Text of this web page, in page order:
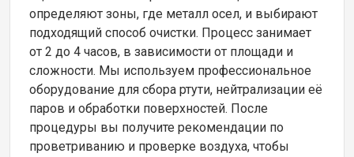
определяют зоны, где металл осел, и выбирают
подходящий способ очистки. Процесс занимает
от 2 до 4 часов, в зависимости от площади и
сложности. Мы используем профессиональное
оборудование для сбора ртути, нейтрализации её
паров и обработки поверхностей. После
процедуры вы получите рекомендации по
проветриванию и проверке воздуха, чтобы